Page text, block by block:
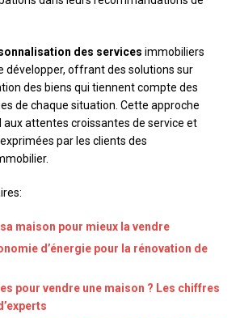
des services immobiliers
développer, offrant des solutions sur
des biens qui tiennent compte des
de chaque situation. Cette approche
aux attentes croissantes de service et
par les clients des
maison pour mieux la vendre
d’énergie pour la rénovation de
pour vendre une maison ? Les chiffres